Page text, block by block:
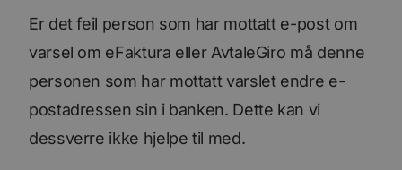
Er det feil person som har mottatt e-post om
varsel om eFaktura eller AvtaleGiro må denne
personen som har mottatt varslet endre e-
postadressen sin i banken. Dette kan vi
dessverre ikke hjelpe til med.